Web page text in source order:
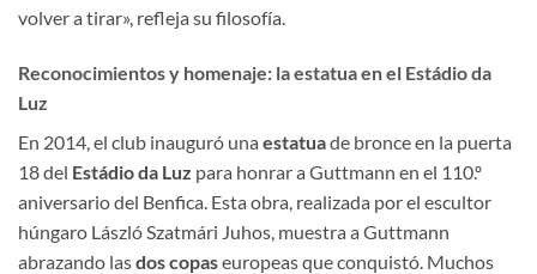
volver a tirar», refleja su filosofía.
Reconocimientos y homenaje: la estatua en el Estádio da
Luz
En 2014, el club inauguró una estatuade bronce en la puerta
18 del Estádio da Luz para honrar a Guttmann en el 110.º
aniversario del Benfica. Esta obra, realizada por el escultor
húngaro László Szatmári Juhos, muestra a Guttmann
abrazando lasdos copaseuropeas que conquistó. Muchos